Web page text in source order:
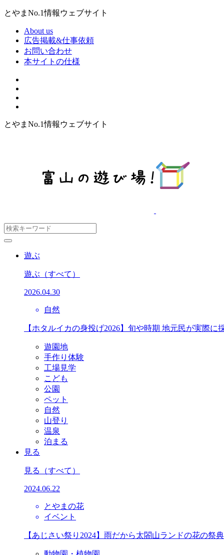
とやまNo.1情報ウェブサイト
About us
広告掲載&仕事依頼
お問い合わせ
本サイトの仕様
とやまNo.1情報ウェブサイト
遊ぶ
遊ぶ （すべて）
2026.04.30
自然
【ホタルイカの身投げ2026】旬や時期 地元民が実際に
遊園地
手作り体験
工場見学
こども
公園
ペット
自然
山登り
温泉
泊まる
見る
見る （すべて）
2024.06.22
とやまの花
イベント
【あじさい祭り2024】雨だから太閤山ランドの花の祭